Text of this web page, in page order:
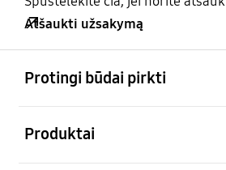
Atšaukti užsakymą
Protingi būdai pirkti
Produktai